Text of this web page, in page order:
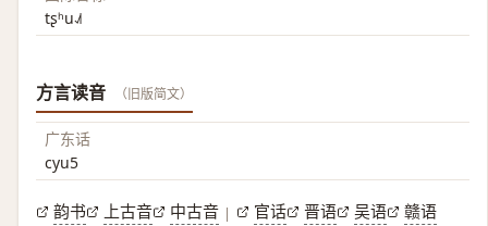
tʂʰu˨˩˦
方言读音 （旧版简文）
广东话
cyu5
韵书 上古音 中古音 | 官话 晋语 吴语
赣语